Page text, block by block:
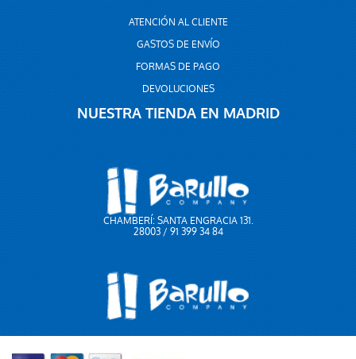
ATENCIÓN AL CLIENTE
GASTOS DE ENVÍO
FORMAS DE PAGO
DEVOLUCIONES
NUESTRA TIENDA EN MADRID
CHAMBERÍ: SANTA ENGRACIA 131.
28003 / 91 399 34 84